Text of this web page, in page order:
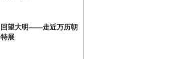
回望大明——走近万历朝
特展